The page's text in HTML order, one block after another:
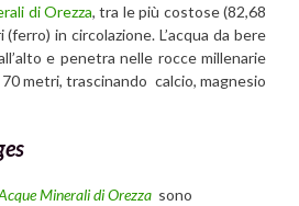
di Orezza, tra le più costose (82,68
in circolazione. L’acqua da bere
e penetra nelle rocce millenarie
metri, trascinando calcio, magnesio
Minerali di Orezza sono